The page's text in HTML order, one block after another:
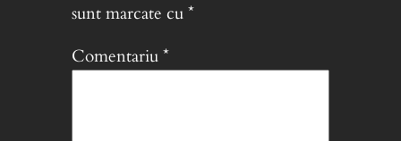
sunt marcate cu*
Comentariu*